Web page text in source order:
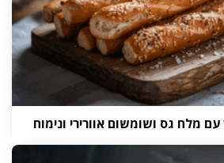
מלח גס ושומשום אוורירי ונימוח